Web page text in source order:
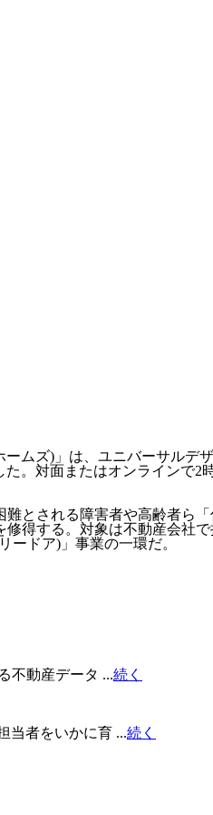
ズ)」は、ユニバーサルデ
。対面またはオンラインで
とされる障害者や高齢者ら
得する。対象は不動産会社
ドア)」事業の一環だ。
不動産データ ...続く
当者をいかに育 ...続く